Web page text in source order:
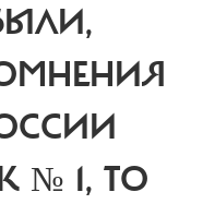
№ 1, ТО